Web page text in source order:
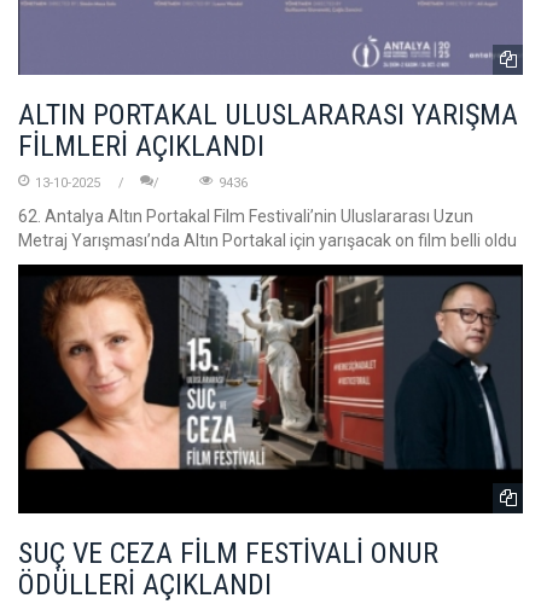
ALTIN PORTAKAL ULUSLARARASI YARIŞMA
FİLMLERİ AÇIKLANDI
13-10-2025 9436
62. Antalya Altın Portakal Film Festivali’nin Uluslararası Uzun
Metraj Yarışması’nda Altın Portakal için yarışacak on film belli oldu
SUÇ VE CEZA FİLM FESTİVALİ ONUR
ÖDÜLLERİ AÇIKLANDI